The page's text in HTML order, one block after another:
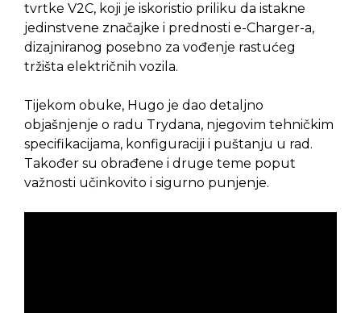
tvrtke V2C, koji je iskoristio priliku da istakne
jedinstvene značajke i prednosti e-Charger-a,
dizajniranog posebno za vođenje rastućeg
tržišta električnih vozila.
Tijekom obuke, Hugo je dao detaljno
objašnjenje o radu Trydana, njegovim tehničkim
specifikacijama, konfiguraciji i puštanju u rad.
Također su obrađene i druge teme poput
važnosti učinkovito i sigurno punjenje.